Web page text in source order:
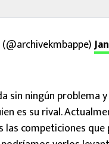
sin ningún problema
es su rival.
las competiciones que